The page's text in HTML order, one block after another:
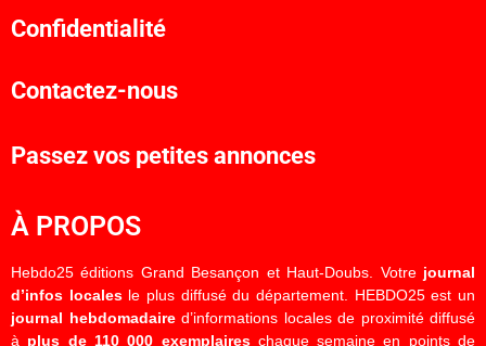
Confidentialité
Contactez-nous
Passez vos petites annonces
À PROPOS
Hebdo25 éditions Grand Besançon et Haut-Doubs. Votre journal
d’infos localesle plus diffusé du département. HEBDO25 est un
journal hebdomadaired’informations locales de proximité diffusé
à plus de 110 000 exemplaireschaque semaine en points de